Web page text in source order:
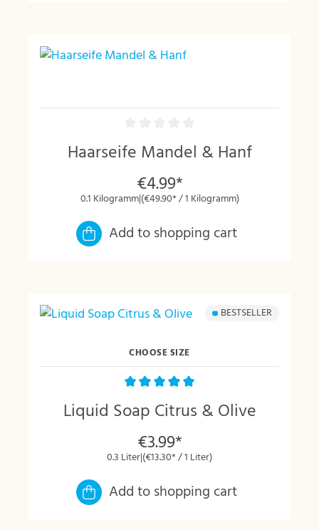
Haarseife Mandel & Hanf
€4.99*
0.1 Kilogramm|(€49.90* / 1 Kilogramm)
Add to shopping cart
BESTSELLER
CHOOSE SIZE
Average rating of 5 out of 5 stars
Liquid Soap Citrus & Olive
€3.99*
0.3 Liter|(€13.30* / 1 Liter)
Add to shopping cart